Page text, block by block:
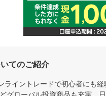
てのご紹介
ライントレードで初心者にも